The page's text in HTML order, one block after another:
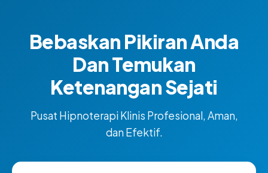
Bebaskan Pikiran Anda
Dan Temukan
Ketenangan Sejati
Pusat Hipnoterapi Klinis Profesional, Aman,
dan Efektif.